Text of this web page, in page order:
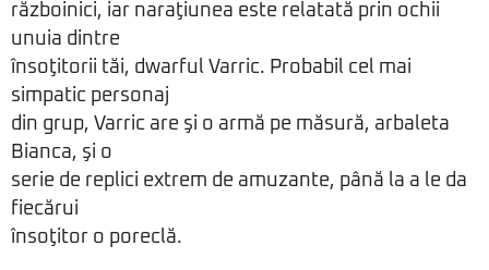
războinici, iar naraţiunea este relatată prin ochii
unuia dintre
însoţitorii tăi, dwarful Varric. Probabil cel mai
simpatic personaj
din grup, Varric are şi o armă pe măsură, arbaleta
Bianca, şi o
serie de replici extrem de amuzante, până la a le da
fiecărui
însoţitor o poreclă.